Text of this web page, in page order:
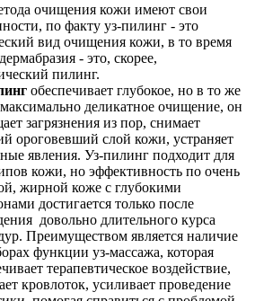
очищения кожи имеют свои
по факту уз-пилинг - это
вид очищения кожи, в то время
- это, скорее,
пилинг.
обеспечивает глубокое, но в то же
деликатное очищение, он
загрязнения из пор, снимает
ороговевший слой кожи, устраняет
явления. Уз-пилинг подходит для
кожи, но эффективность по очень
жирной коже с глубокими
достигается только после
довольно длительного курса
Преимуществом является наличие
функции уз-массажа, которая
терапевтическое воздействие,
кровлоток, усиливает проведение